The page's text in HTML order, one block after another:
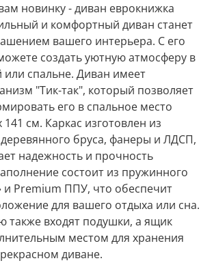
новинку - диван еврокнижка
и комфортный диван станет
вашего интерьера. С его
создать уютную атмосферу в
или спальне. Диван имеет
"Тик-так", который позволяет
его в спальное место
см. Каркас изготовлен из
деревянного бруса, фанеры и ЛДСП,
надежность и прочность
состоит из пружинного
и Premium ППУ, что обеспечит
для вашего отдыха или сна.
также входят подушки, а ящик
местом для хранения
диване.